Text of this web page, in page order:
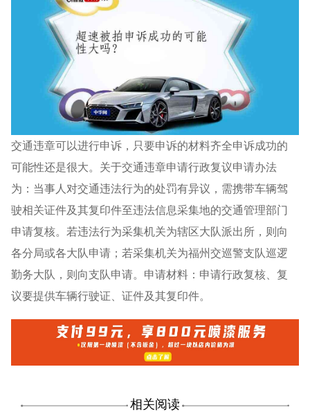
交通违章可以进行申诉，只要申诉的材料齐全申诉成功的
可能性还是很大。关于交通违章申请行政复议申请办法
为：当事人对交通违法行为的处罚有异议，需携带车辆驾
驶相关证件及其复印件至违法信息采集地的交通管理部门
申请复核。若违法行为采集机关为辖区大队派出所，则向
各分局或各大队申请；若采集机关为福州交巡警支队巡逻
勤务大队，则向支队申请。申请材料：申请行政复核、复
议要提供车辆行驶证、证件及其复印件。
相关阅读